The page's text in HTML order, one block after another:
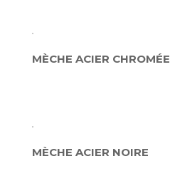
MÈCHE ACIER CHROMÉE
MÈCHE ACIER NOIRE